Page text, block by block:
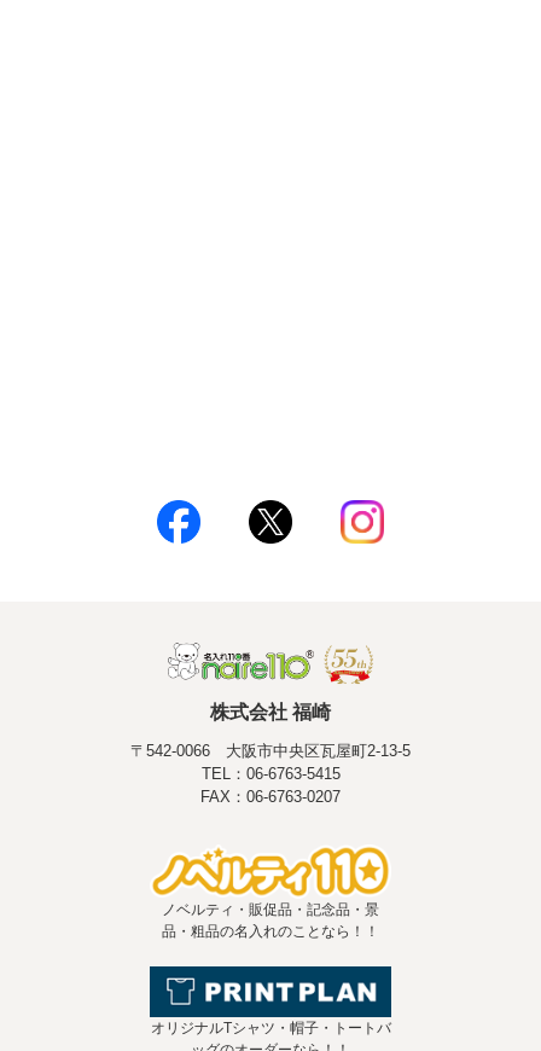
株式会社 福崎
〒542-0066 大阪市中央区瓦屋町2-13-5
TEL：06-6763-5415
FAX：06-6763-0207
ノベルティ・販促品・記念品・景
品・粗品の名入れのことなら！！
オリジナルTシャツ・帽子・トートバ